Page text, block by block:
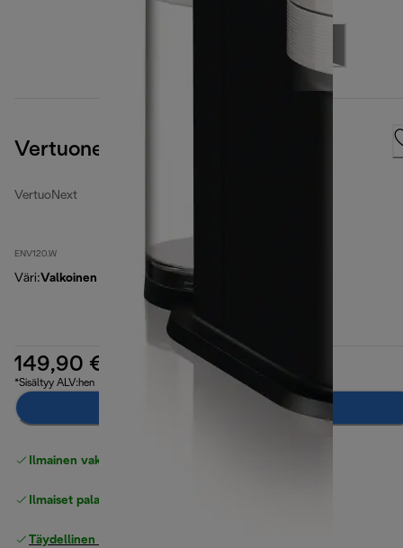
Vertuonext, White
VertuoNext
ENV120.W
Väri:Valkoinen
149,90 €
*Sisältyy ALV:hen
Ilmainen vakiotoimitus
Ilmaiset palautukset
Täydellinen valmistajan takuu